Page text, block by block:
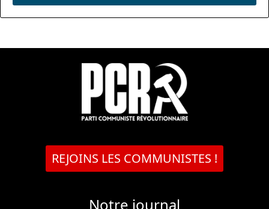
REJOINS LES COMMUNISTES !
Notre journal